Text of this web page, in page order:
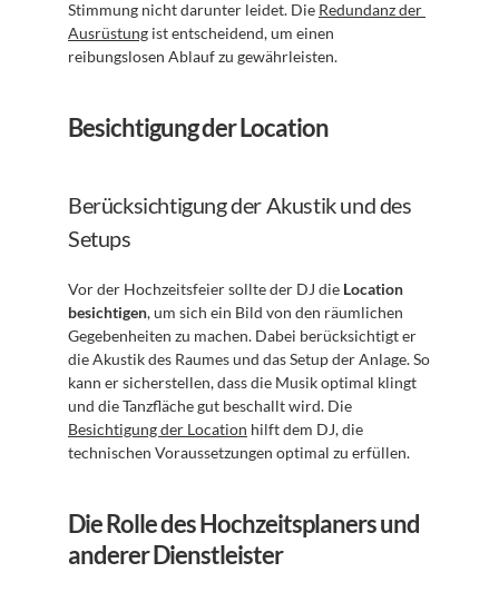
Stimmung nicht darunter leidet. Die Redundanz der
Ausrüstung ist entscheidend, um einen
reibungslosen Ablauf zu gewährleisten.
Besichtigung der Location
Berücksichtigung der Akustik und des
Setups
Vor der Hochzeitsfeier sollte der DJ die Location
besichtigen, um sich ein Bild von den räumlichen
Gegebenheiten zu machen. Dabei berücksichtigt er
die Akustik des Raumes und das Setup der Anlage. So
kann er sicherstellen, dass die Musik optimal klingt
Besichtigung der Location hilft dem DJ, die
technischen Voraussetzungen optimal zu erfüllen.
Die Rolle des Hochzeitsplaners und
anderer Dienstleister